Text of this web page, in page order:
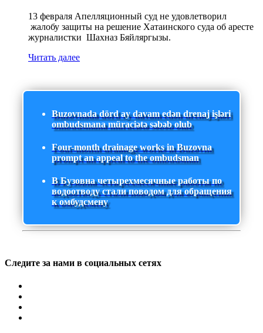
13 февраля Апелляционный суд не удовлетворил
жалобу защиты на решение Хатаинского суда об аресте
журналистки Шахназ Бяйляргызы.
Читать далее
Buzovnada dörd ay davam edən drenaj işləri
ombudsmana müraciətə səbəb olub
Four-month drainage works in Buzovna
prompt an appeal to the ombudsman
В Бузовна четырехмесячные работы по
водоотводу стали поводом для обращения
к омбудсмену
Следите за нами в социальных сетях